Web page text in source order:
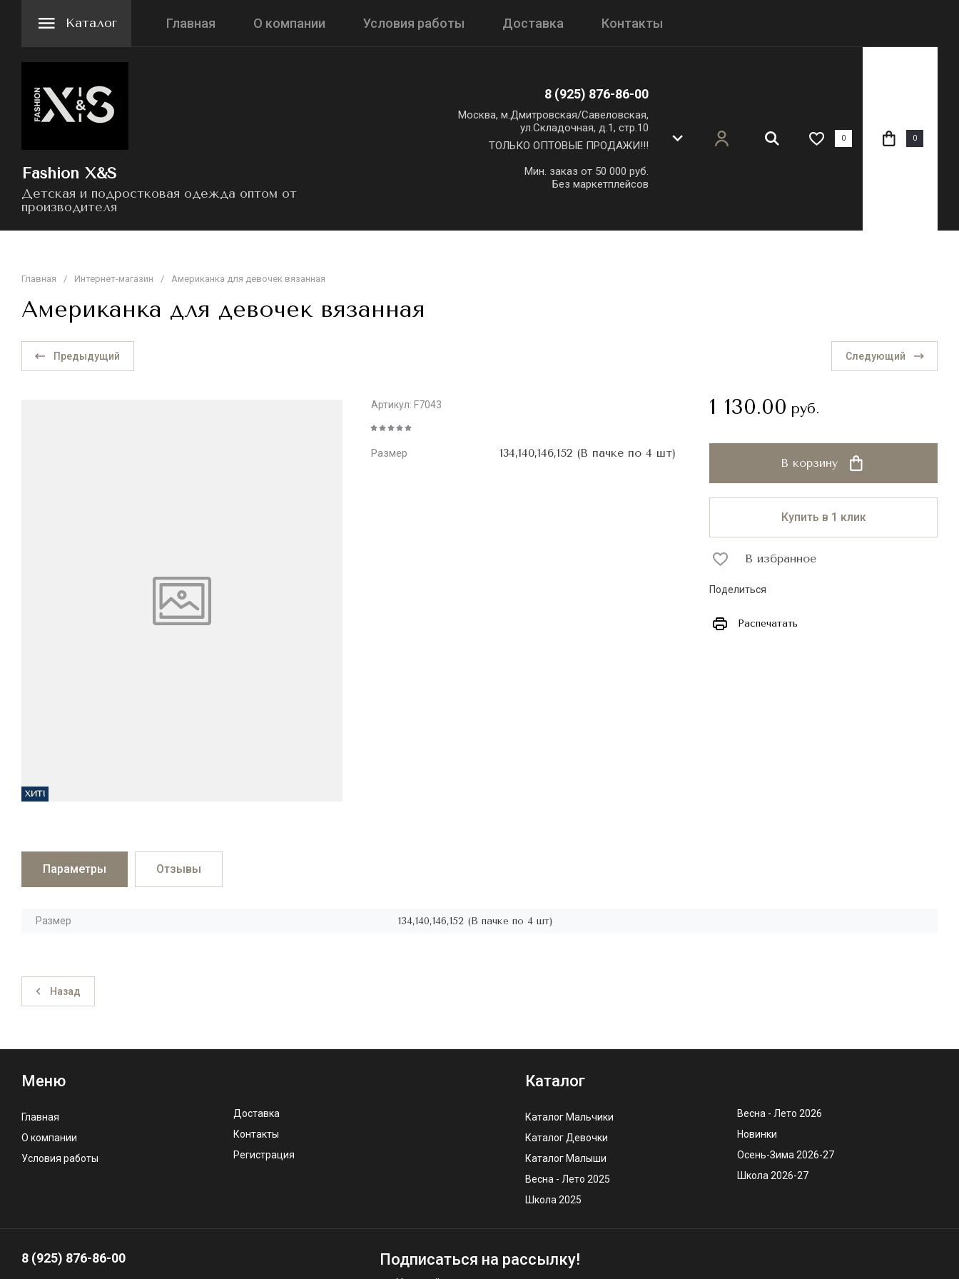
Каталог Главная О компании Условия работы Доставка Контакты
Fashion X&S
Детская и подростковая одежда оптом от
производителя
8 (925) 876-86-00
Москва, м.Дмитровская/Савеловская,
ул.Складочная, д.1, стр.10
ТОЛЬКО ОПТОВЫЕ ПРОДАЖИ!!!
Мин. заказ от 50 000 руб.
Без маркетплейсов
0 0
Главная / Интернет-магазин / Американка для девочек вязанная
Американка для девочек вязанная
Предыдущий Следующий
ХИТ!
Артикул: F7043
Размер 134,140,146,152 (В пачке по 4 шт)
1 130.00 руб.
В корзину
Купить в 1 клик
В избранное
Поделиться
Распечатать
Параметры Отзывы
Размер 134,140,146,152 (В пачке по 4 шт)
Назад
Меню
Главная
О компании
Условия работы
Доставка
Контакты
Регистрация
Каталог
Каталог Мальчики
Каталог Девочки
Каталог Малыши
Весна - Лето 2025
Школа 2025
Весна - Лето 2026
Новинки
Осень-Зима 2026-27
Школа 2026-27
8 (925) 876-86-00 Подписаться на рассылку!